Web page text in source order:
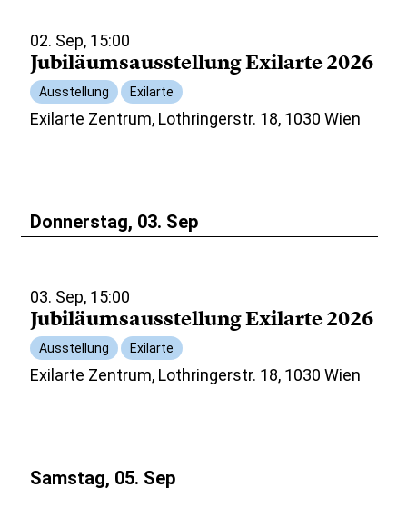
02. Sep, 15:00
Jubiläumsausstellung Exilarte 2026
Ausstellung Exilarte
Exilarte Zentrum, Lothringerstr. 18, 1030 Wien
Donnerstag, 03. Sep
03. Sep, 15:00
Jubiläumsausstellung Exilarte 2026
Ausstellung Exilarte
Exilarte Zentrum, Lothringerstr. 18, 1030 Wien
Samstag, 05. Sep